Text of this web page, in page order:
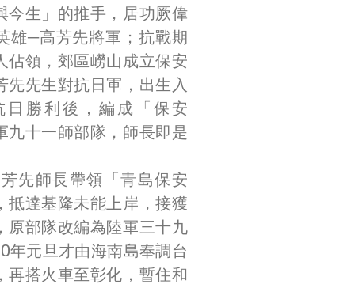
今生」的推手，居功厥偉
雄─高芳先將軍；抗戰期
佔領，郊區嶗山成立保安
先先生對抗日軍，出生入
勝利後，編成「保安
九十一師部隊，師長即是
先師長帶領「青島保安
抵達基隆未能上岸，接獲
原部隊改編為陸軍三十九
年元旦才由海南島奉調台
再搭火車至彰化，暫住和